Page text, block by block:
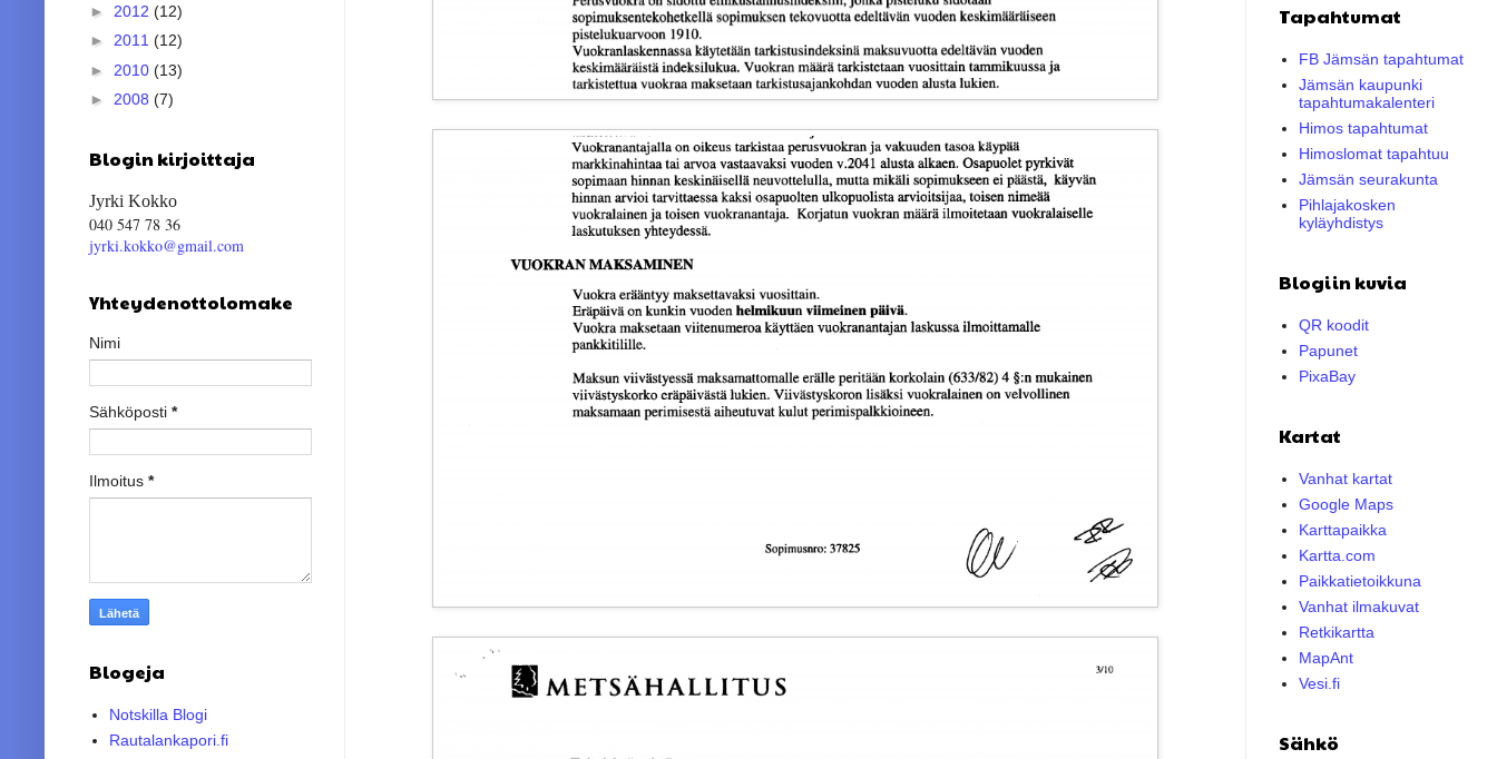
► 2012 (12)
► 2011 (12)
► 2010 (13)
► 2008 (7)
Blogin kirjoittaja
Jyrki Kokko
040 547 78 36
jyrki.kokko@gmail.com
Yhteydenottolomake
Nimi
Sähköposti *
Ilmoitus *
Blogeja
Notskilla Blogi
Rautalankapori.fi
Tapahtumat
FB Jämsän tapahtumat
Jämsän kaupunki
tapahtumakalenteri
Himos tapahtumat
Himoslomat tapahtuu
Jämsän seurakunta
Pihlajakosken
kyläyhdistys
Blogiin kuvia
QR koodit
Papunet
PixaBay
Kartat
Vanhat kartat
Google Maps
Karttapaikka
Kartta.com
Paikkatietoikkuna
Vanhat ilmakuvat
Retkikartta
MapAnt
Vesi.fi
Sähkö